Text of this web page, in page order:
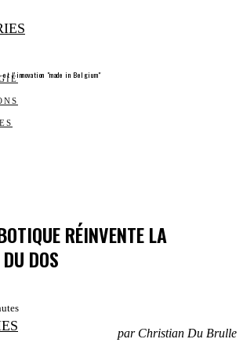
l’innovation "made in Belgium"
RÉINVENTE LA
DOS
par Christian Du Brulle